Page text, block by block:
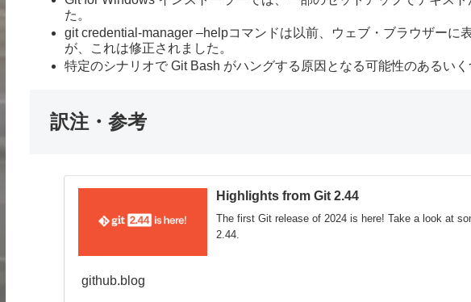
た。
git credential-manager –helpコマンドは以前、ウェブ・ブラウザーに
が、これは修正されました。
特定のシナリオで Git Bash がハングする原因となる可能性のあるいく
訳注・参考
Highlights from Git 2.44
The first Git release of 2024 is here! Take a look at
2.44.
github.blog